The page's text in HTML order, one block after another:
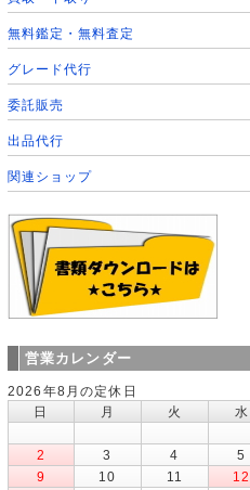
無料鑑定・無料査定
グレード代行
委託販売
出品代行
関連ショップ
営業カレンダー
2026年8月の定休日
日
月 火 水
2
3 4 5
9
10 11 12